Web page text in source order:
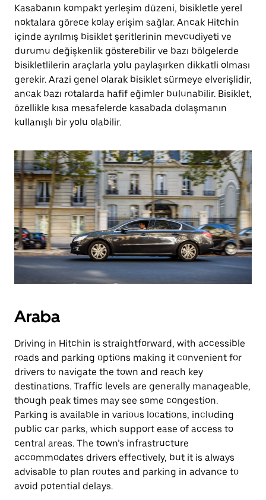
Kasabanın kompakt yerleşim düzeni, bisikletle yerel
noktalara görece kolay erişim sağlar. Ancak Hitchin
içinde ayrılmış bisiklet şeritlerinin mevcudiyeti ve
durumu değişkenlik gösterebilir ve bazı bölgelerde
bisikletlilerin araçlarla yolu paylaşırken dikkatli olması
gerekir. Arazi genel olarak bisiklet sürmeye elverişlidir,
ancak bazı rotalarda hafif eğimler bulunabilir. Bisiklet,
özellikle kısa mesafelerde kasabada dolaşmanın
kullanışlı bir yolu olabilir.
Araba
Driving in Hitchin is straightforward, with accessible
roads and parking options making it convenient for
drivers to navigate the town and reach key
destinations. Traffic levels are generally manageable,
though peak times may see some congestion.
Parking is available in various locations, including
public car parks, which support ease of access to
central areas. The town’s infrastructure
accommodates drivers effectively, but it is always
advisable to plan routes and parking in advance to
avoid potential delays.